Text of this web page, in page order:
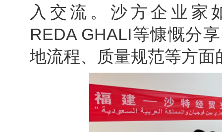
入交流。沙方企业家
REDA GHALI等慷慨分
地流程、质量规范等方面